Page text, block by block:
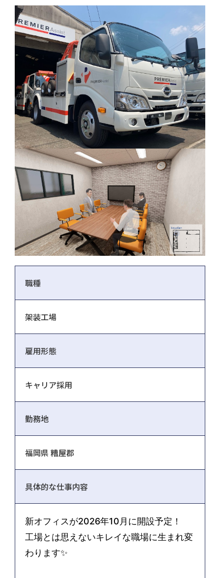
職種
架装工場
雇用形態
キャリア採用
勤務地
福岡県 糟屋郡
具体的な仕事内容
新オフィスが2026年10月に開設予定！
工場とは思えないキレイな職場に生まれ変
わります✨